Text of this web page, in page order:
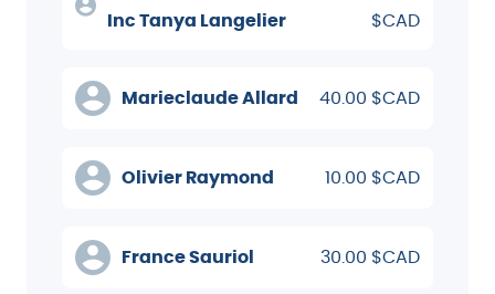
Inc Tanya Langelier
$CAD
Marieclaude Allard 40.00 $CAD
Olivier Raymond 10.00 $CAD
France Sauriol 30.00 $CAD